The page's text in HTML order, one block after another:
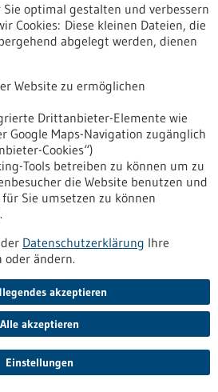
invasives diagnostisches Verfahren
ermöglicht es künftig, diese
im Frühstadium mit hoher
so die Behandlungsprognose
diagnostizieren
bei der Diagnose und
Lungenkrebs: Neues Fraunhofer-
und Radar. Im Projekt »Multi-
medizinische Bildgebung
Forschende ein Verfahren, das
Es kann die Diagnose,
von Brust- und Lungenkrebs
auch schonender gestalten.
schonender-diagnostizieren
optimal gestalten und verbessern
Cookies: Diese kleinen Dateien, die
abgelegt werden, dienen
Website zu ermöglichen
Drittanbieter-Elemente wie
Google Maps-Navigation zugänglich
Cookies“)
Tools betreiben zu können um zu
die Website benutzen und
Sie umsetzen zu können
Datenschutzerklärung Ihre
ändern.
akzeptieren
Alle akzeptieren
Einstellungen